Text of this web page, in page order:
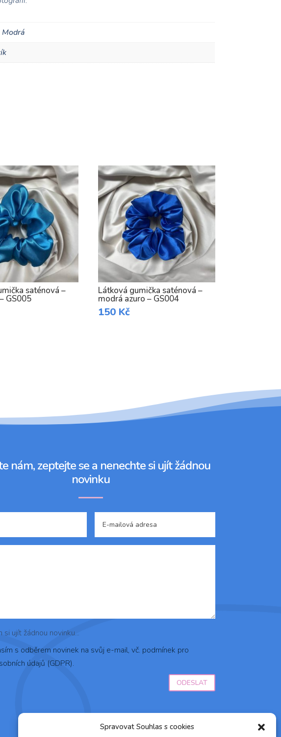
Spravovat Souhlas s cookies
saténová –
GS005
Látková gumička saténová –
modrá azuro – GS004
150 Kč
nám, zeptejte se a nenechte si ujít žádnou
novinku
si ujít žádnou novinku...
s odběrem novinek na svůj e-mail, vč. podmínek pro
údajů (GDPR).
ODESLAT